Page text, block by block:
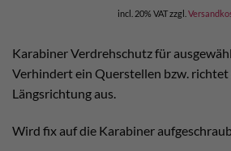
incl. 20% VATzzgl.
Karabiner Verdrehschutz für
Verhindert ein Querstellen bzw.
Längsrichtung aus.
Wird fix auf die Karabiner